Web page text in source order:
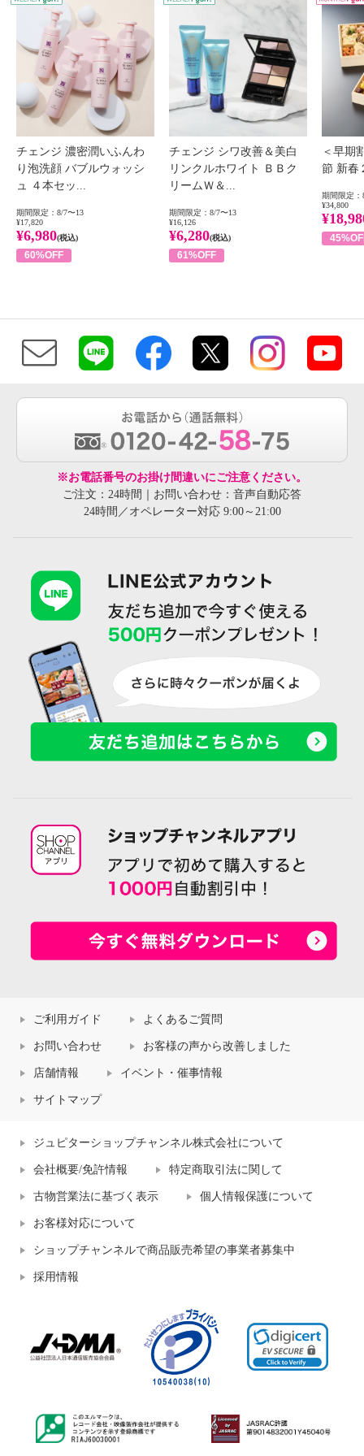
チェンジ 濃密潤いふんわ
り泡洗顔 バブルウォッシ
ュ ４本セッ...
期間限定：8/7〜13
¥17,820
¥6,980(税込)
60%OFF
チェンジ シワ改善＆美白
リンクルホワイト ＢＢク
リームＷ＆...
期間限定：8/7〜13
¥16,126
¥6,280(税込)
61%OFF
＜早期
節 新春
期間限定：
¥34,800
※お電話番号のお掛け間違いにご注意ください。
ご注文：24時間｜お問い合わせ：音声自動応答
24時間／オペレーター対応 9:00～21:00
ご利用ガイド よくあるご質問
お問い合わせ お客様の声から改善しました
店舗情報 イベント・催事情報
サイトマップ
ジュピターショップチャンネル株式会社について
会社概要/免許情報 特定商取引法に関して
古物営業法に基づく表示 個人情報保護について
お客様対応について
ショップチャンネルで商品販売希望の事業者募集中
採用情報